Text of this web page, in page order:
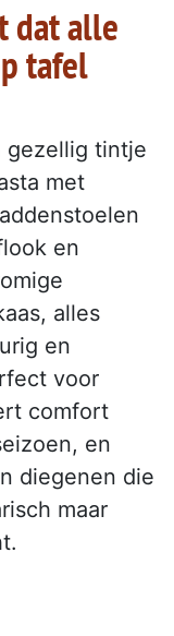
dat alle
tafel
gezellig tintje
met
en
alles
en
voor
comfort
en
diegenen die
maar